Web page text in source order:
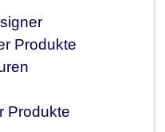
Produkte
Produkte